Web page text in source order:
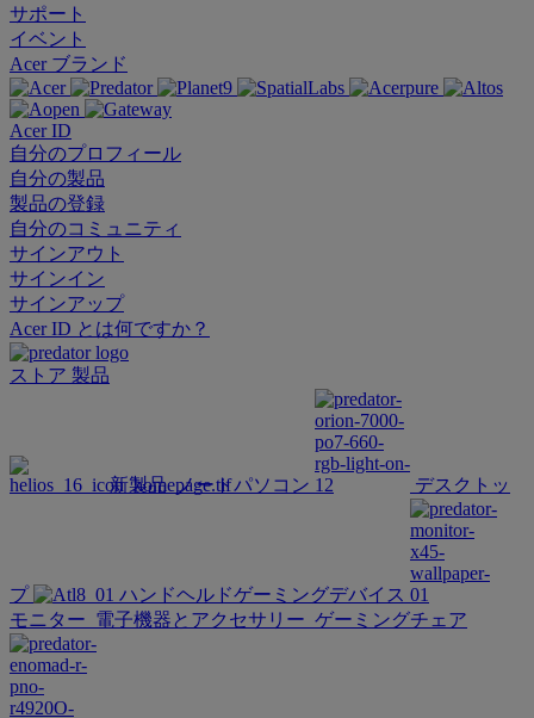
サポート
イベント
Acer ブランド
Acer ID
自分のプロフィール
自分の製品
製品の登録
自分のコミュニティ
サインアウト
サインイン
サインアップ
Acer ID とは何ですか？
ストア 製品
新製品 ノートパソコン デスクトッ
プ
ハンドヘルドゲーミングデバイス
モニター 電子機器とアクセサリー ゲーミングチェア